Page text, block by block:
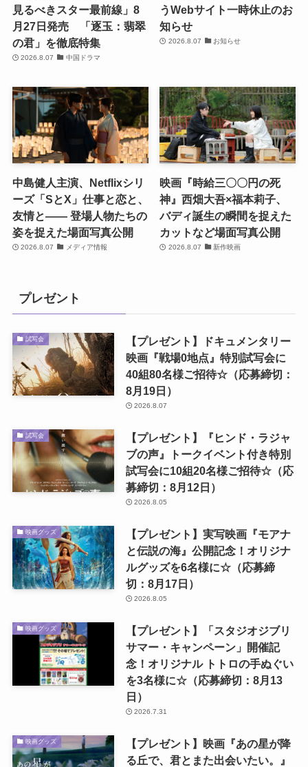
見るべきスター最前線」8
月27日発売 「逐玉：翡翠
の君」を徹底特集
2026.8.07 中国ドラマ
うWebサイト一時休止のお
知らせ
2026.8.07 お知らせ
中島健人主演、Netflixシリ
ーズ「SとX」仕事と恋と、
友情と―― 登場人物たちの
姿を捉えた場面写真公開
2026.8.07 メディア情報
映画『時給三〇〇円の死
神』西畑大吾×福本莉子、
バディ誕生の瞬間を捉えた
カットなど場面写真公開
2026.8.07 新作映画
プレゼント
試写会
【プレゼント】ドキュメンタリー
映画『戦場0地点』特別試写会に
40組80名様ご招待☆（応募締切：
8月19日）
2026.8.07
試写会
【プレゼント】『ヒンド・ラジャ
ブの声』トークイベント付き特別
試写会に10組20名様ご招待☆（応
募締切：8月12日）
2026.8.05
映画グッズ
【プレゼント】実写映画『モアナ
と伝説の海』公開記念！オリジナ
ルグッズを6名様に☆（応募締
切：8月17日）
2026.8.05
映画グッズ
【プレゼント】「スタジオジブリ
サマー・キャンペーン」開催記
念！オリジナル トトロの手ぬぐい
を3名様に☆（応募締切：8月13
日）
2026.7.31
映画グッズ
【プレゼント】映画『あの星が降
る丘で、君とまた出会いたい。』